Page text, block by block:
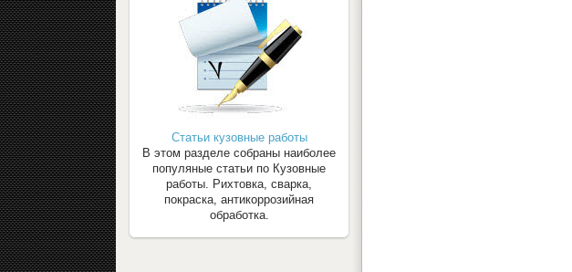
Статьи кузовные работы
В этом разделе собраны наиболее
популяные статьи по Кузовные
работы. Рихтовка, сварка,
покраска, антикоррозийная
обработка.